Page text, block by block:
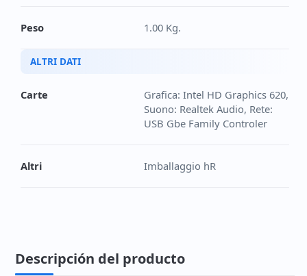
Peso 1.00 Kg.
ALTRI DATI
Carte
Grafica: Intel HD Graphics 620,
Suono: Realtek Audio, Rete:
USB Gbe Family Controler
Altri Imballaggio hR
Descripción del producto